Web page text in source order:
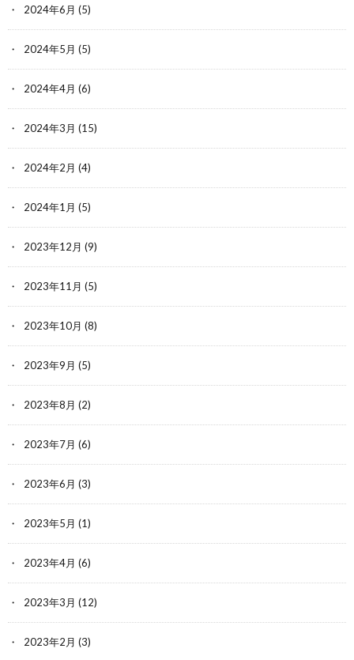
2024年6月 (5)
2024年5月 (5)
2024年4月 (6)
2024年3月 (15)
2024年2月 (4)
2024年1月 (5)
2023年12月 (9)
2023年11月 (5)
2023年10月 (8)
2023年9月 (5)
2023年8月 (2)
2023年7月 (6)
2023年6月 (3)
2023年5月 (1)
2023年4月 (6)
2023年3月 (12)
2023年2月 (3)